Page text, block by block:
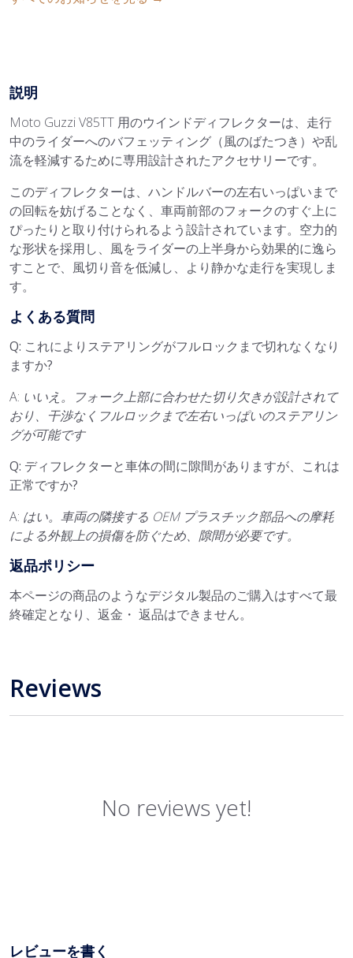
説明
Moto Guzzi V85TT 用のウインドディフレクターは、走行
中のライダーへのバフェッティング（風のばたつき）や乱
流を軽減するために専用設計されたアクセサリーです。
このディフレクターは、ハンドルバーの左右いっぱいまで
の回転を妨げることなく、車両前部のフォークのすぐ上に
ぴったりと取り付けられるよう設計されています。空力的
な形状を採用し、風をライダーの上半身から効果的に逸ら
すことで、風切り音を低減し、より静かな走行を実現しま
す。
よくある質問
Q: これによりステアリングがフルロックまで切れなくなり
ますか?
A: いいえ。フォーク上部に合わせた切り欠きが設計されて
おり、干渉なくフルロックまで左右いっぱいのステアリン
グが可能です
Q: ディフレクターと車体の間に隙間がありますが、これは
正常ですか?
A: はい。車両の隣接する OEM プラスチック部品への摩耗
による外観上の損傷を防ぐため、隙間が必要です。
返品ポリシー
本ページの商品のようなデジタル製品のご購入はすべて最
終確定となり、返金・ 返品はできません。
Reviews
No reviews yet!
レビューを書く